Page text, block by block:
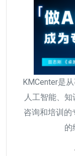
KMCenter是
人工智能、
咨询和培训的
的